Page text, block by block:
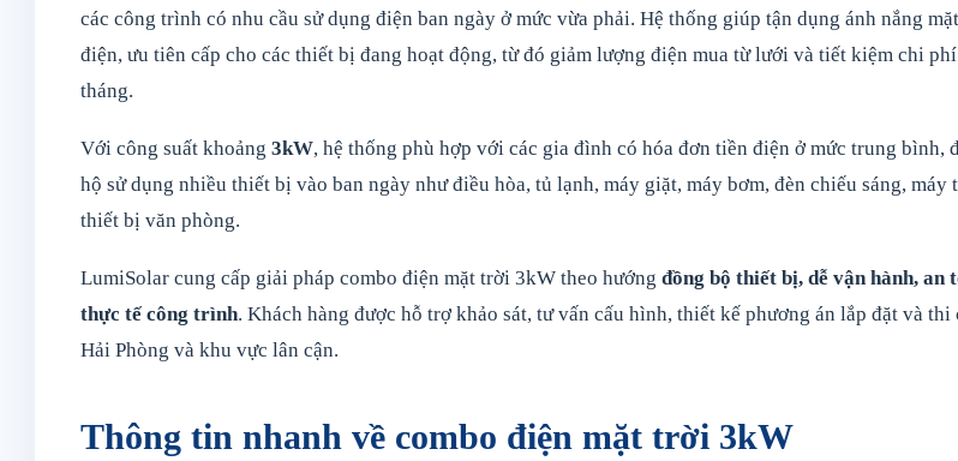
số
lượng
các công trình có nhu cầu sử dụng điện ban ngày ở mức vừa phải. Hệ thống giúp tận dụng ánh nắng
điện, ưu tiên cấp cho các thiết bị đang hoạt động, từ đó giảm lượng điện mua từ lưới và tiết kiệm chi
tháng.
Với công suất khoảng 3kW, hệ thống phù hợp với các gia đình có hóa đơn tiền điện ở mức trung bình,
hộ sử dụng nhiều thiết bị vào ban ngày như điều hòa, tủ lạnh, máy giặt, máy bơm, đèn chiếu sáng, máy
thiết bị văn phòng.
LumiSolar cung cấp giải pháp combo điện mặt trời 3kW theo hướng đồng bộ thiết bị, dễ vận hành, an
thực tế công trình. Khách hàng được hỗ trợ khảo sát, tư vấn cấu hình, thiết kế phương án lắp đặt và
Hải Phòng và khu vực lân cận.
Thông tin nhanh về combo điện mặt trời 3kW